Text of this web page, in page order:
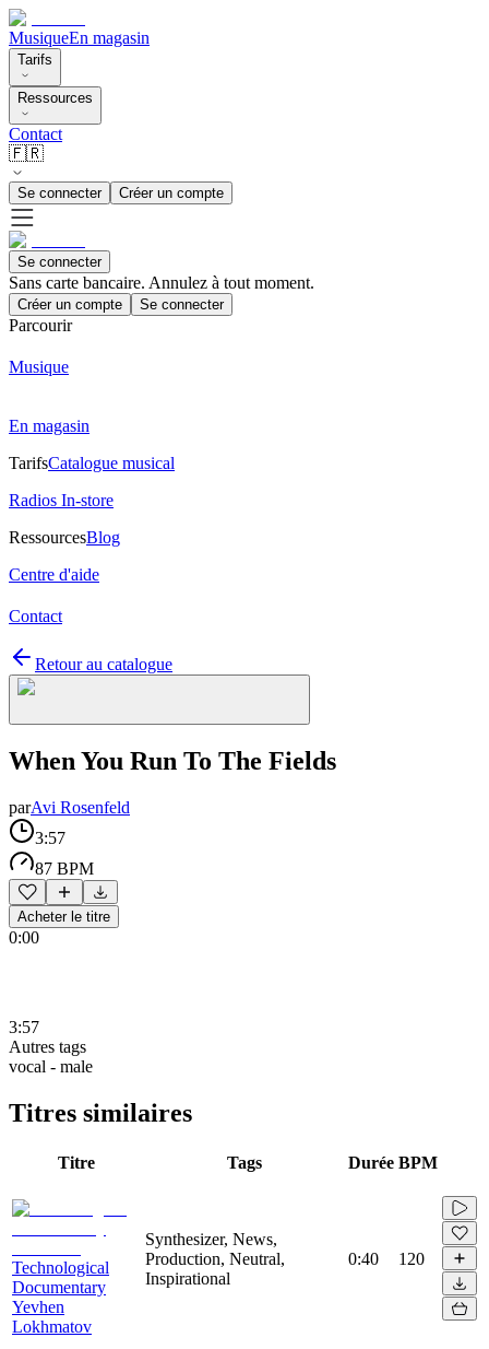
MusiqueEn magasin
Tarifs
Ressources
Contact
🇫🇷
Se connecter Créer un compte
Se connecter
Sans carte bancaire. Annulez à tout moment.
Créer un compte Se connecter
Parcourir
Musique
En magasin
TarifsCatalogue musical
Radios In-store
RessourcesBlog
Centre d'aide
Contact
Retour au catalogue
When You Run To The Fields
parAvi Rosenfeld
3:57
87 BPM
Acheter le titre
0:00
3:57
Autres tags
vocal - male
Titres similaires
Titre Tags Durée BPM
Technological
Documentary
Yevhen
Lokhmatov
Synthesizer, News,
Production, Neutral,
Inspirational
0:40 120